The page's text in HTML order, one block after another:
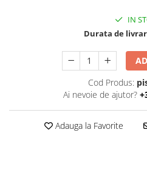
IN
Durata de
Cod Produs:
Ai nevoie de ajutor?
Adauga la Favorite